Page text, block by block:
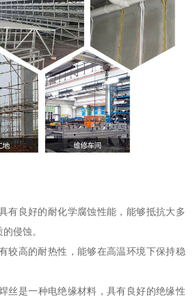
有良好的耐化学腐蚀性能，能够抵抗大多
侵蚀。
较高的耐热性，能够在高温环境下保持稳
丝是一种电绝缘材料，具有良好的绝缘性